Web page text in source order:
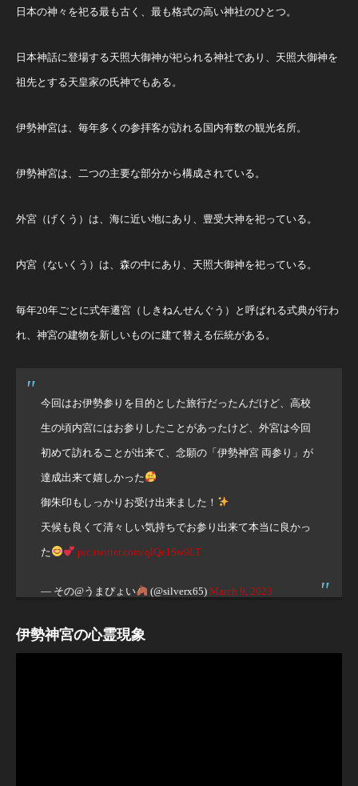
日本の神々を祀る最も古く、最も格式の高い神社のひとつ。
日本神話に登場する天照大御神が祀られる神社であり、天照大御神を
祖先とする天皇家の氏神でもある。
伊勢神宮は、毎年多くの参拝客が訪れる国内有数の観光名所。
伊勢神宮は、二つの主要な部分から構成されている。
外宮（げくう）は、海に近い地にあり、豊受大神を祀っている。
内宮（ないくう）は、森の中にあり、天照大御神を祀っている。
毎年20年ごとに式年遷宮（しきねんせんぐう）と呼ばれる式典が行わ
れ、神宮の建物を新しいものに建て替える伝統がある。
今回はお伊勢参りを目的とした旅行だったんだけど、高校
生の頃内宮にはお参りしたことがあったけど、外宮は今回
初めて訪れることが出来て、念願の「伊勢神宮 両参り」が
達成出来て嬉しかった
御朱印もしっかりお受け出来ました！
天候も良くて清々しい気持ちでお参り出来て本当に良かっ
た pic.twitter.com/qlQe1Sw9LT
— その@うまぴょい (@silverx65) March 9, 2023
伊勢神宮の心霊現象